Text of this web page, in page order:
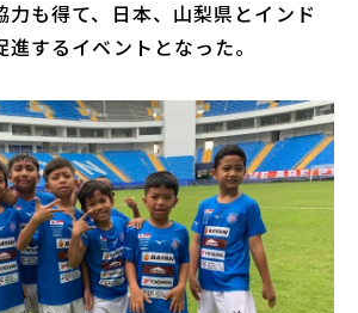
力も得て、日本、山梨県とインド
するイベントとなった。